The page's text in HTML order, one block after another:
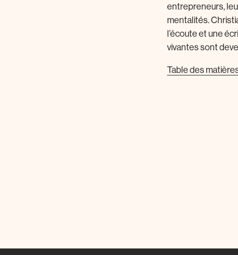
entrepreneurs,
mentalités.
l’écoute et une
vivantes sont
Table des